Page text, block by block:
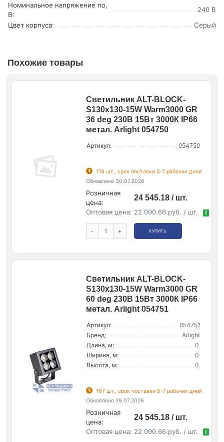
Номинальное напряжение по,
В:
240 В
Цвет корпуса:
Серый
Похожие товары
Светильник ALT-BLOCK-
S130x130-15W Warm3000 GR
36 deg 230В 15Вт 3000К IP66
метал. Arlight 054750
Артикул: 054750
174 шт., срок поставки 5-7 рабочих дней
Обновлено 30.07.2026
Розничная
цена:
24 545.18 / шт.
Оптовая цена: 22 090.66 руб. / шт. !
- + КУПИТЬ
Светильник ALT-BLOCK-
S130x130-15W Warm3000 GR
60 deg 230В 15Вт 3000К IP66
метал. Arlight 054751
Артикул:
054751
Бренд:
Arlight
Длина, м:
0.
Ширина, м:
0.
Высота, м:
0.
167 шт., срок поставки 5-7 рабочих дней
Обновлено 29.07.2026
Розничная
цена:
24 545.18 / шт.
Оптовая цена: 22 090.66 руб. / шт. !